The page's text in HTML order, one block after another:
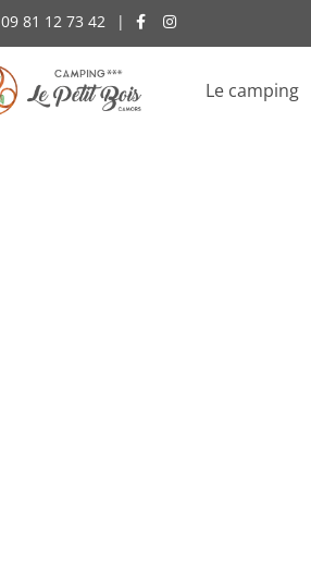
09 81 12 73 42 |
Le camping